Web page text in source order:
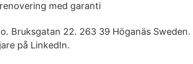
med garanti
Bruksgatan 22. 263 39 Höganäs Sweden.
på LinkedIn.